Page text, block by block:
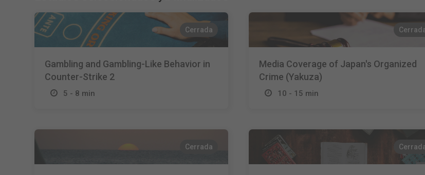
Cerrada
Gambling and Gambling-Like Behavior in
Counter-Strike 2
5 - 8 min
Media Coverage of Japan's Organized
Crime (Yakuza)
10 - 15 min
Cerrada